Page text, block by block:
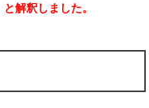
解釈しました。